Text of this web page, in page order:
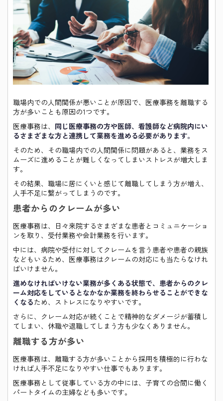
職場内での人間関係が悪いことが原因で、医療事務を離職する
方が多いことも原因の1つです。
医療事務は、 同じ医療事務の方や医師、看護師など病院内にい
るさまざまな方と連携して業務を進める必要があります。
そのため、その職場内での人間関係に問題があると、業務をス
ムーズに進めることが難しくなってしまいストレスが増大しま
す。
その結果、職場に居にくいと感じて離職してしまう方が増え、
人手不足に繋がってしまうのです。
患者からのクレームが多い
医療事務は、日々来院するさまざまな患者とコミュニケーショ
ンを取り、受付業務や会計業務を行います。
中には、病院や受付に対してクレームを言う患者や患者の親族
などもいるため、医療事務はクレームの対応にも当たらなけれ
ばいけません。
進めなければいけない業務が多くある状態で、患者からのクレ
ーム対応をしているとなかなか業務を終わらせることができな
くなるため、ストレスになりやすいです。
さらに、クレーム対応が続くことで精神的なダメージが蓄積し
てしまい、休職や退職してしまう方も少なくありません。
離職する方が多い
医療事務は、離職する方が多いことから採用を積極的に行わな
ければ人手不足になりやすい仕事でもあります。
医療事務として従事している方の中には、子育ての合間に働く
パートタイムの主婦なども多いです。